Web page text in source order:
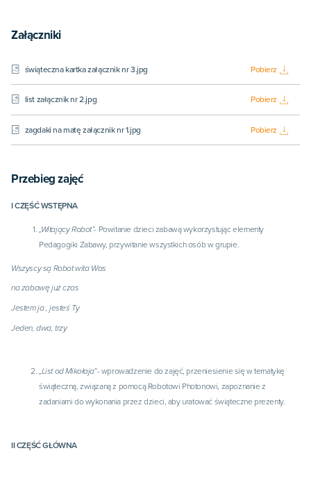
Załączniki
świąteczna kartka załącznik nr 3.jpg Pobierz
list załącznik nr 2.jpg Pobierz
zagdaki na matę załącznik nr 1.jpg Pobierz
Przebieg zajęć
I CZĘŚĆ WSTĘPNA
„Witający Robot”- Powitanie dzieci zabawą wykorzystując elementy
Pedagogiki Zabawy, przywitanie wszystkich osób w grupie.
Wszyscy są Robot wita Was
na zabawę już czas
Jestem ja , jesteś Ty
Jeden, dwa, trzy
„List od Mikołaja”- wprowadzenie do zajęć, przeniesienie się w tematykę
świąteczną, związaną z pomocą Robotowi Photonowi, zapoznanie z
zadaniami do wykonania przez dzieci, aby uratować świąteczne prezenty.
II CZĘŚĆ GŁÓWNA